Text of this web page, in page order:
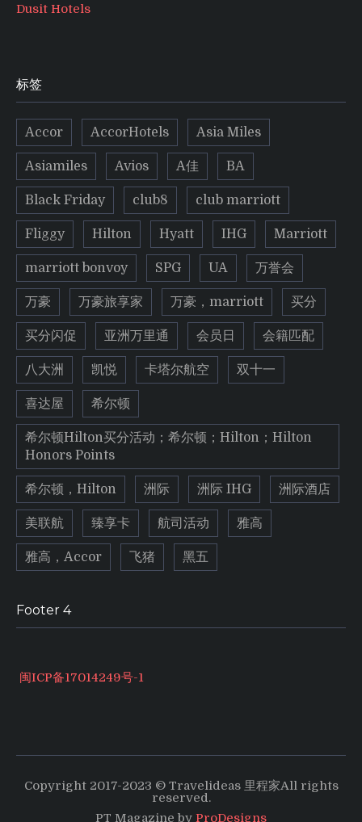
Dusit Hotels
标签
Accor AccorHotels Asia Miles
Asiamiles Avios A佳 BA
Black Friday club8 club marriott
Fliggy Hilton Hyatt IHG Marriott
marriott bonvoy SPG UA 万誉会
万豪 万豪旅享家 万豪，marriott 买分
买分闪促 亚洲万里通 会员日 会籍匹配
八大洲 凯悦 卡塔尔航空 双十一
喜达屋 希尔顿
希尔顿Hilton买分活动；希尔顿；Hilton；Hilton
Honors Points
希尔顿，Hilton 洲际 洲际 IHG 洲际酒店
美联航 臻享卡 航司活动 雅高
雅高，Accor 飞猪 黑五
Footer 4
闽ICP备17014249号-1
Copyright 2017-2023 © Travelideas 里程家All rights
reserved.
PT Magazine by ProDesigns